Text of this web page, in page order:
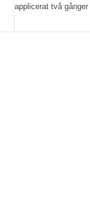
applicerat två